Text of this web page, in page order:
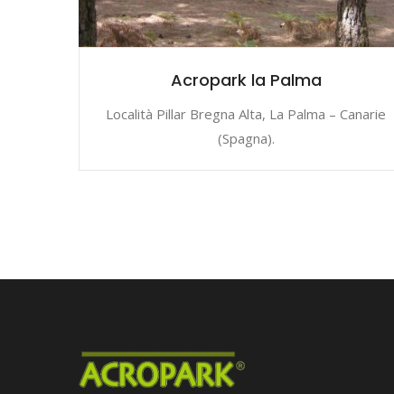
Acropark la Palma
Località Pillar Bregna Alta, La Palma – Canarie
(Spagna).